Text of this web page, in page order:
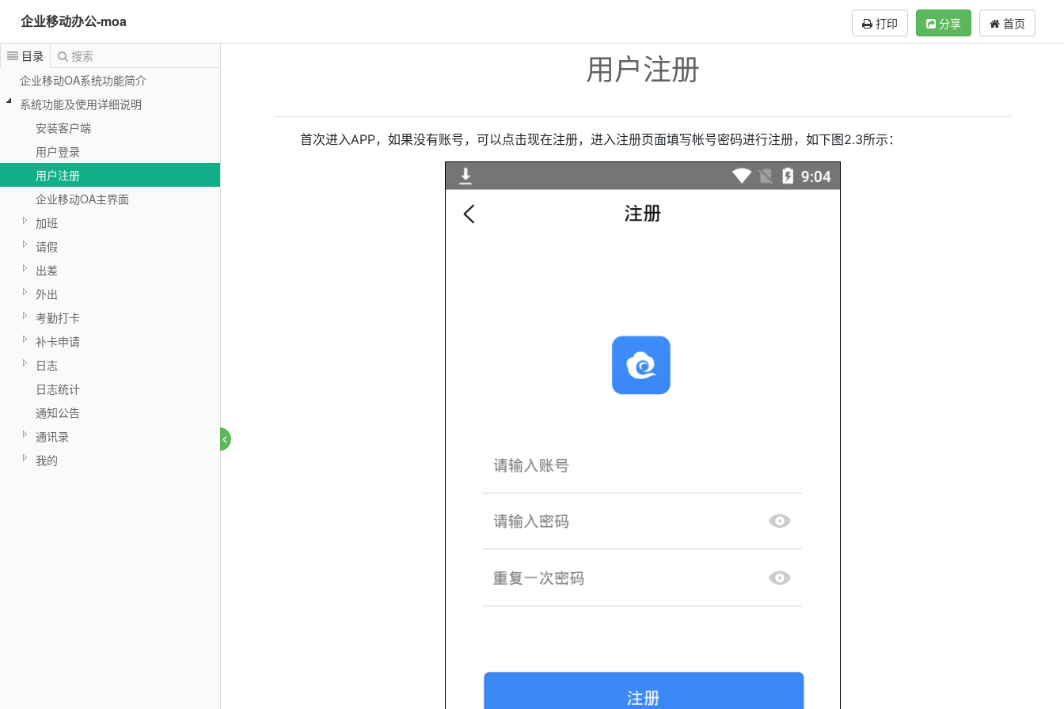
企业移动办公-moa 打印 首页
分享
目录
搜索
企业移动OA系统功能简介
系统功能及使用详细说明
安装客户端
用户登录
用户注册
企业移动OA主界面
加班
请假
出差
外出
考勤打卡
补卡申请
日志
日志统计
通知公告
通讯录
我的
用户注册
首次进入APP，如果没有账号，可以点击现在注册，进入注册页面填写帐号密码进行注册，如下图2.3所示：